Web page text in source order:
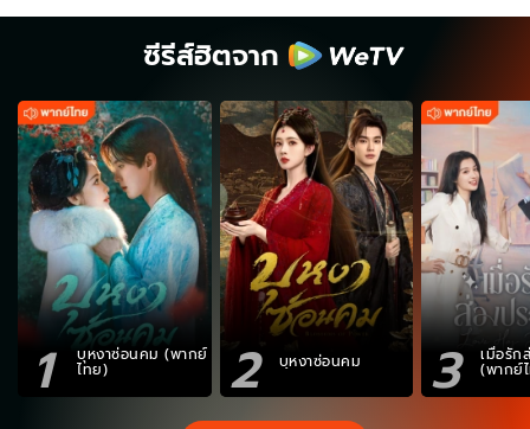
ซีรีส์ฮิตจาก
1 บุหงาซ่อนคม (พากย์
ไทย) 2 บุหงาซ่อนคม 3 เมื่อรัก
(พากย์